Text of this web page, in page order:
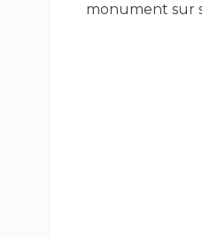
monument sur